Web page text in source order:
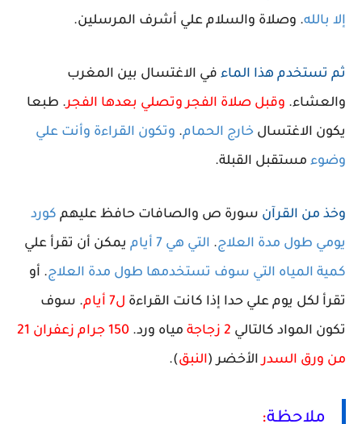
إلا بالله. وصلاة والسلام علي أشرف المرسلين.
ثم تستخدم هذا الماء في الاغتسال بين المغرب
والعشاء. وقبل صلاة الفجر وتصلي بعدها الفجر. طبعا
يكون الاغتسال خارج الحمام. وتكون القراءة وأنت علي
وضوء مستقبل القبلة.
وخذ من القرآن سورة ص والصافات حافظ عليهم كورد
يومي طول مدة العلاج. التي هي 7 أيام
يمكن أن تقرأ علي
كمية المياه التي سوف تستخدمها طول مدة العلاج. أو
تقرأ لكل يوم علي حدا إذا كانت القراءة ل7 أيام
. سوف
تكون المواد كالتالي
مياه ورد.
150 جرام زعفران 21
من ورق السدر الأخضر (النبق).
ملاحظة: